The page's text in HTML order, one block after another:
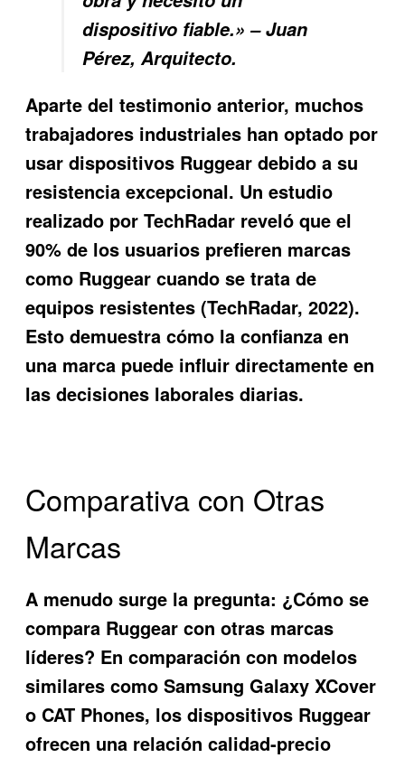
dispositivo fiable.» – Juan
Pérez, Arquitecto.
Aparte del testimonio anterior, muchos
trabajadores industriales han optado por
usar dispositivos Ruggear debido a su
resistencia excepcional. Un estudio
realizado por TechRadar reveló que el
90% de los usuarios prefieren marcas
como Ruggear cuando se trata de
equipos resistentes (TechRadar, 2022).
Esto demuestra cómo la confianza en
una marca puede influir directamente en
las decisiones laborales diarias.
Comparativa con Otras
Marcas
A menudo surge la pregunta: ¿Cómo se
compara Ruggear con otras marcas
líderes? En comparación con modelos
similares como Samsung Galaxy XCover
o CAT Phones, los dispositivos Ruggear
ofrecen una relación calidad-precio